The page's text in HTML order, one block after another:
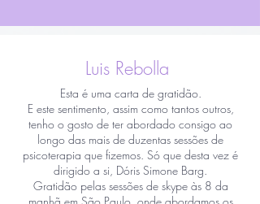
Luis Rebolla
Esta é uma carta de gratidão.
E este sentimento, assim como tantos outros,
tenho o gosto de ter abordado consigo ao
longo das mais de duzentas sessões de
psicoterapia que fizemos. Só que desta vez é
dirigido a si, Dóris Simone Barg.
Gratidão pelas sessões de skype às 8 da